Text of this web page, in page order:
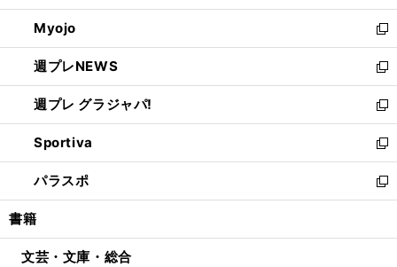
開
く
ウ
で
開
く
ン
ド
ウ
で
開
く
ウ
ィ
ン
ド
ウ
で
開
く
Myojo
新
し
い
ウ
ィ
ン
ド
ウ
で
開
週プレNEWS
新
し
い
ウ
ィ
ン
ド
ウ
開
週プレ グラジャパ!
新
し
い
ウ
ィ
ン
ウ
Sportiva
新
し
い
ウ
ン
パラスポ
新
し
ウ
書籍
文芸・文庫・総合